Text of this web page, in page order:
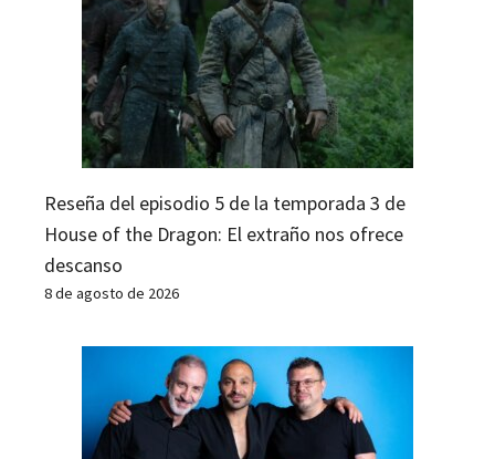
Reseña del episodio 5 de la temporada 3 de
House of the Dragon: El extraño nos ofrece
descanso
8 de agosto de 2026